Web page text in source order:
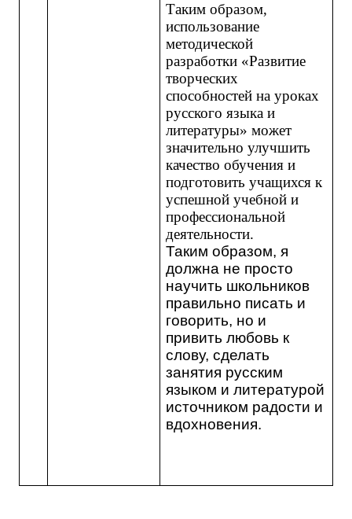
Таким образом,
использование
методической
разработки «Развитие
творческих
способностей на уроках
русского языка и
литературы» может
значительно улучшить
качество обучения и
подготовить учащихся к
успешной учебной и
профессиональной
деятельности.
Таким образом, я
должна не просто
научить школьников
правильно писать и
говорить, но и
привить любовь к
слову, сделать
занятия русским
языком и литературой
источником радости и
вдохновения.